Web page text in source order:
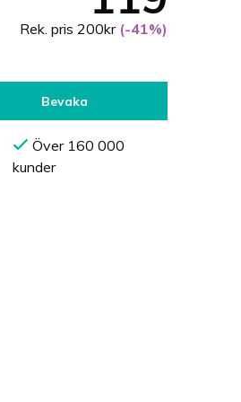
Rek. pris 200kr (-41%)
Bevaka
Över 160 000
kunder